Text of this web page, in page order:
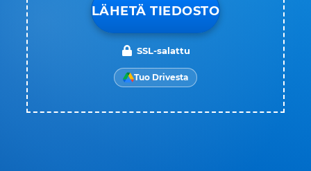
LÄHETÄ TIEDOSTO
SSL-salattu
Tuo Drivesta